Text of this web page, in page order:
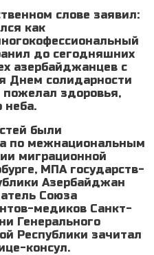
слове заявил:
как
до сегодняшних
азербайджанцев с
Днем солидарности
здоровья,
неба.
были
по межнациональным
миграционной
МПА государств-
Азербайджан
Союза
медиков Санкт-
Генерального
Республики зачитал
консул.